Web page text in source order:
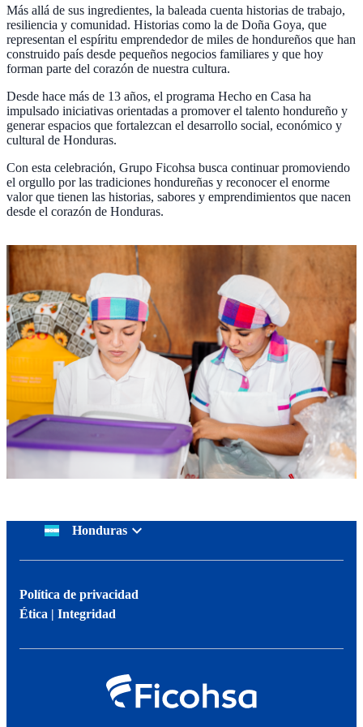
Más allá de sus ingredientes, la baleada cuenta historias de trabajo,
resiliencia y comunidad. Historias como la de Doña Goya, que
representan el espíritu emprendedor de miles de hondureños que han
construido país desde pequeños negocios familiares y que hoy
forman parte del corazón de nuestra cultura.
Desde hace más de 13 años, el programa Hecho en Casa ha
impulsado iniciativas orientadas a promover el talento hondureño y
generar espacios que fortalezcan el desarrollo social, económico y
cultural de Honduras.
Con esta celebración, Grupo Ficohsa busca continuar promoviendo
el orgullo por las tradiciones hondureñas y reconocer el enorme
valor que tienen las historias, sabores y emprendimientos que nacen
desde el corazón de Honduras.
Honduras
Política de privacidad
Ética | Integridad